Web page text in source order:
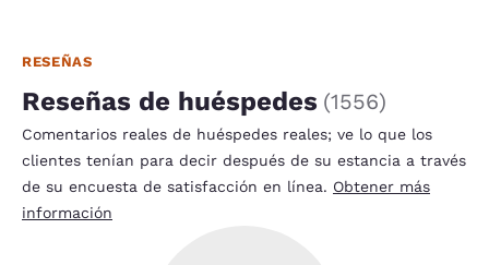
RESEÑAS
Reseñas de huéspedes (1556)
Comentarios reales de huéspedes reales; ve lo que los
clientes tenían para decir después de su estancia a través
de su encuesta de satisfacción en línea. Obtener más
información